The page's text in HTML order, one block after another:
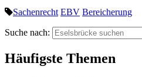
Sachenrecht EBV Bereicherung
Suche nach:
Häufigste Themen